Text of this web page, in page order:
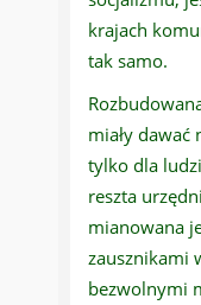
krajach
tak samo.
miały
tylko dla
reszta
mianowana
zausznikami
bezwolnymi